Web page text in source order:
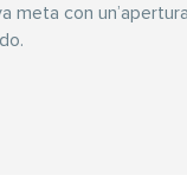
meta con